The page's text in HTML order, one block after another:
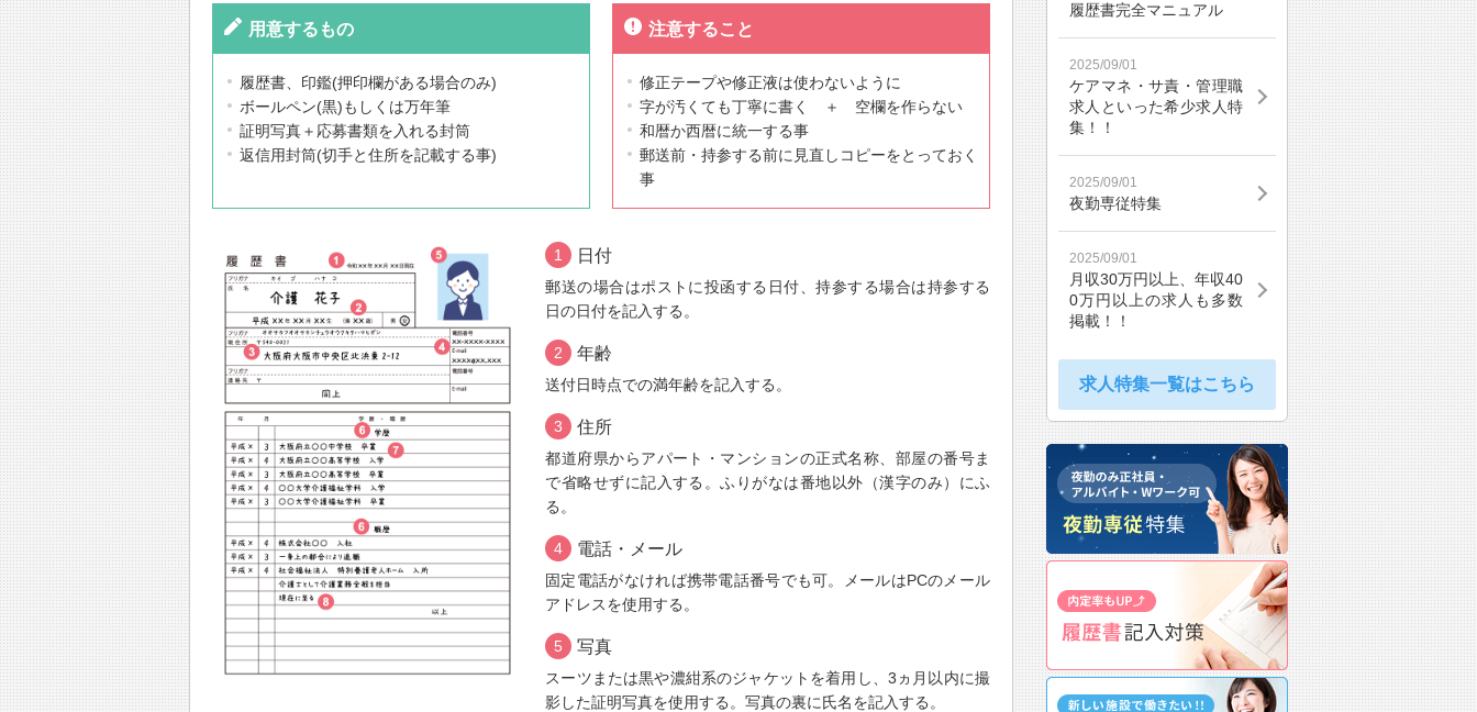
用意するもの
履歴書、印鑑(押印欄がある場合のみ)
ボールペン(黒)もしくは万年筆
証明写真＋応募書類を入れる封筒
返信用封筒(切手と住所を記載する事)
注意すること
修正テープや修正液は使わないように
字が汚くても丁寧に書く ＋ 空欄を作らない
和暦か西暦に統一する事
郵送前・持参する前に見直しコピーをとっておく
事
1 日付
郵送の場合はポストに投函する日付、持参する場合は持参する
日の日付を記入する。
2 年齢
送付日時点での満年齢を記入する。
3 住所
都道府県からアパート・マンションの正式名称、部屋の番号ま
で省略せずに記入する。ふりがなは番地以外（漢字のみ）にふ
る。
4 電話・メール
固定電話がなければ携帯電話番号でも可。メールはPCのメール
アドレスを使用する。
5 写真
スーツまたは黒や濃紺系のジャケットを着用し、3ヵ月以内に撮
影した証明写真を使用する。写真の裏に氏名を記入する。
履歴書完全マニュアル
2025/09/01
ケアマネ・サ責・管理職
求人といった希少求人特
集！！
2025/09/01
夜勤専従特集
2025/09/01
月収30万円以上、年収40
0万円以上の求人も多数
掲載！！
求人特集一覧はこちら